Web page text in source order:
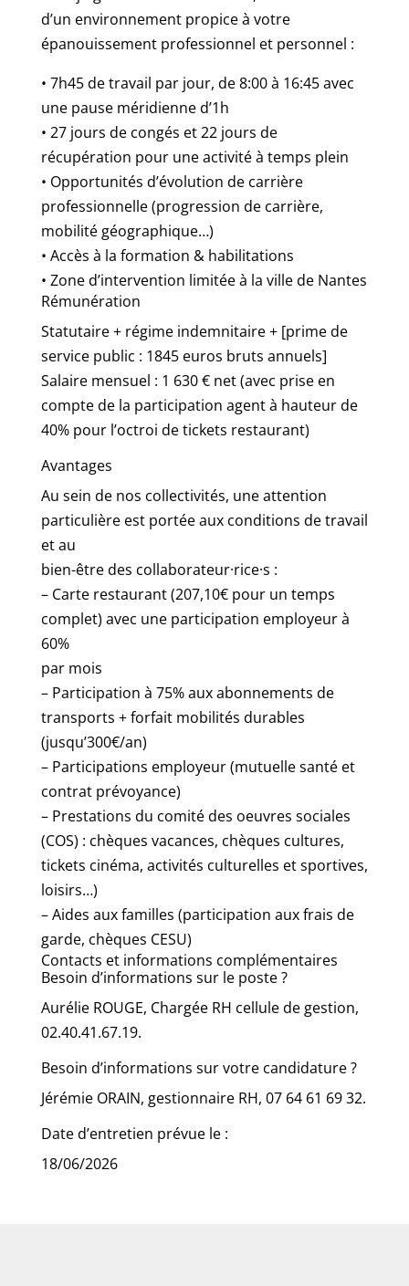
d’un environnement propice à votre
épanouissement professionnel et personnel :
• 7h45 de travail par jour, de 8:00 à 16:45 avec
une pause méridienne d’1h
• 27 jours de congés et 22 jours de
récupération pour une activité à temps plein
• Opportunités d’évolution de carrière
professionnelle (progression de carrière,
mobilité géographique…)
• Accès à la formation & habilitations
• Zone d’intervention limitée à la ville de Nantes
Rémunération
Statutaire + régime indemnitaire + [prime de
service public : 1845 euros bruts annuels]
Salaire mensuel : 1 630 € net (avec prise en
compte de la participation agent à hauteur de
40% pour l’octroi de tickets restaurant)
Avantages
Au sein de nos collectivités, une attention
particulière est portée aux conditions de travail
et au
bien-être des collaborateur·rice·s :
– Carte restaurant (207,10€ pour un temps
complet) avec une participation employeur à
60%
par mois
– Participation à 75% aux abonnements de
transports + forfait mobilités durables
(jusqu’300€/an)
– Participations employeur (mutuelle santé et
contrat prévoyance)
– Prestations du comité des oeuvres sociales
(COS) : chèques vacances, chèques cultures,
tickets cinéma, activités culturelles et sportives,
loisirs…)
– Aides aux familles (participation aux frais de
garde, chèques CESU)
Contacts et informations complémentaires
Besoin d’informations sur le poste ?
Aurélie ROUGE, Chargée RH cellule de gestion,
02.40.41.67.19.
Besoin d’informations sur votre candidature ?
Jérémie ORAIN, gestionnaire RH, 07 64 61 69 32.
Date d’entretien prévue le :
18/06/2026